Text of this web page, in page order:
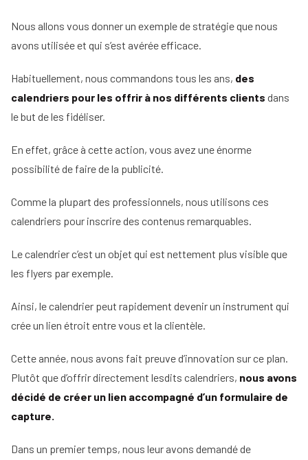
Nous allons vous donner un exemple de stratégie que nous
avons utilisée et qui s’est avérée efficace.
Habituellement, nous commandons tous les ans, des
calendriers pour les offrir à nos différents clients dans
le but de les fidéliser.
En effet, grâce à cette action, vous avez une énorme
possibilité de faire de la publicité.
Comme la plupart des professionnels, nous utilisons ces
calendriers pour inscrire des contenus remarquables.
Le calendrier c’est un objet qui est nettement plus visible que
les flyers par exemple.
Ainsi, le calendrier peut rapidement devenir un instrument qui
crée un lien étroit entre vous et la clientèle.
Cette année, nous avons fait preuve d’innovation sur ce plan.
Plutôt que d’offrir directement lesdits calendriers, nous avons
décidé de créer un lien accompagné d’un formulaire de
capture.
Dans un premier temps, nous leur avons demandé de